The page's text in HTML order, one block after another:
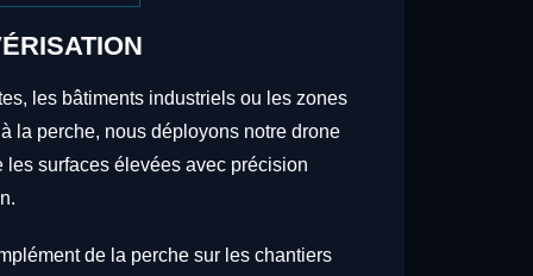
les bâtiments industriels ou les zones
la perche, nous déployons notre drone
les surfaces élevées avec précision
de la perche sur les chantiers